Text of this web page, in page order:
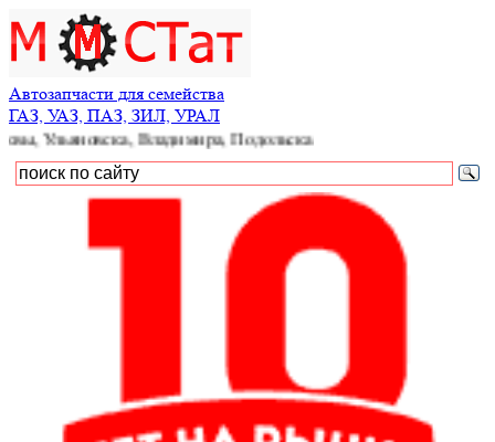
Автозапчасти для семейства
ГАЗ, УАЗ, ПАЗ, ЗИЛ, УРАЛ
Владимира, Подольска